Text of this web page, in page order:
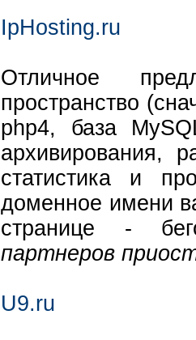
IpHosting.ru
Отличное
пространство
php4, база
архивирования,
статистика и
доменное имени
странице -
партнеров
U9.ru